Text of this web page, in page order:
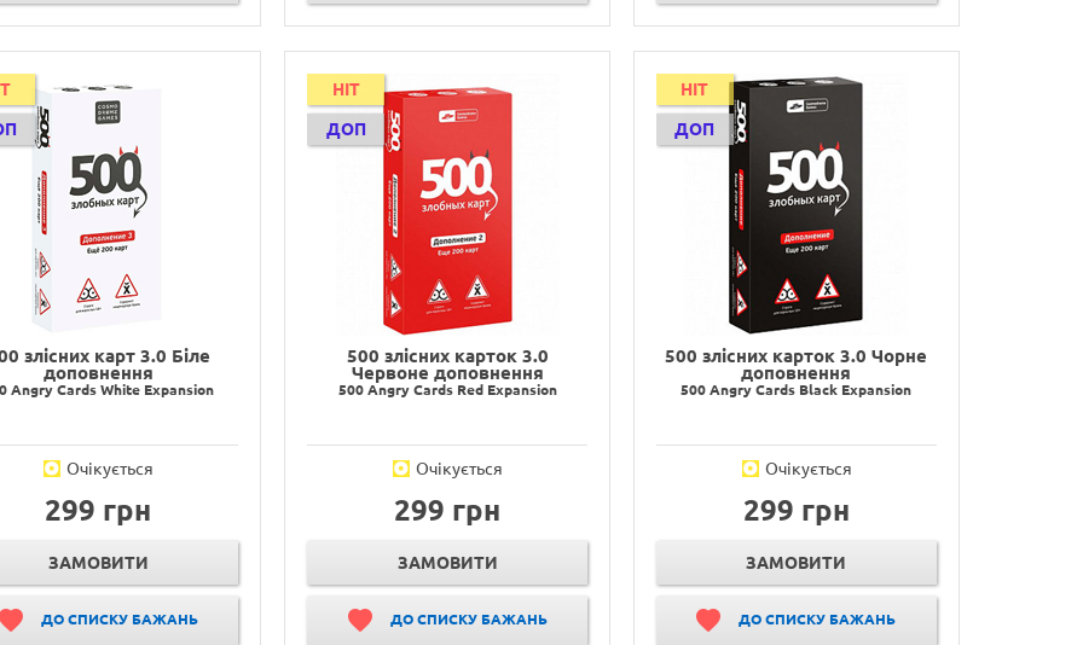
злісних карт 3.0 Біле
доповнення
Angry Cards White Expansion
Очікується
299 грн
ЗАМОВИТИ
ДО СПИСКУ БАЖАНЬ
HIT
ДОП
500 злісних карток 3.0
Червоне доповнення
500 Angry Cards Red Expansion
Очікується
299 грн
ЗАМОВИТИ
ДО СПИСКУ БАЖАНЬ
HIT
ДОП
500 злісних карток 3.0 Чорне
доповнення
500 Angry Cards Black Expansion
Очікується
299 грн
ЗАМОВИТИ
ДО СПИСКУ БАЖАНЬ